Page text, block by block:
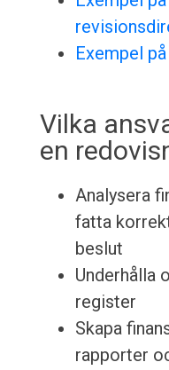
Exempel
Vilka
en
Analysera
fatta
beslut
Underhålla
register
Skapa
rapporter